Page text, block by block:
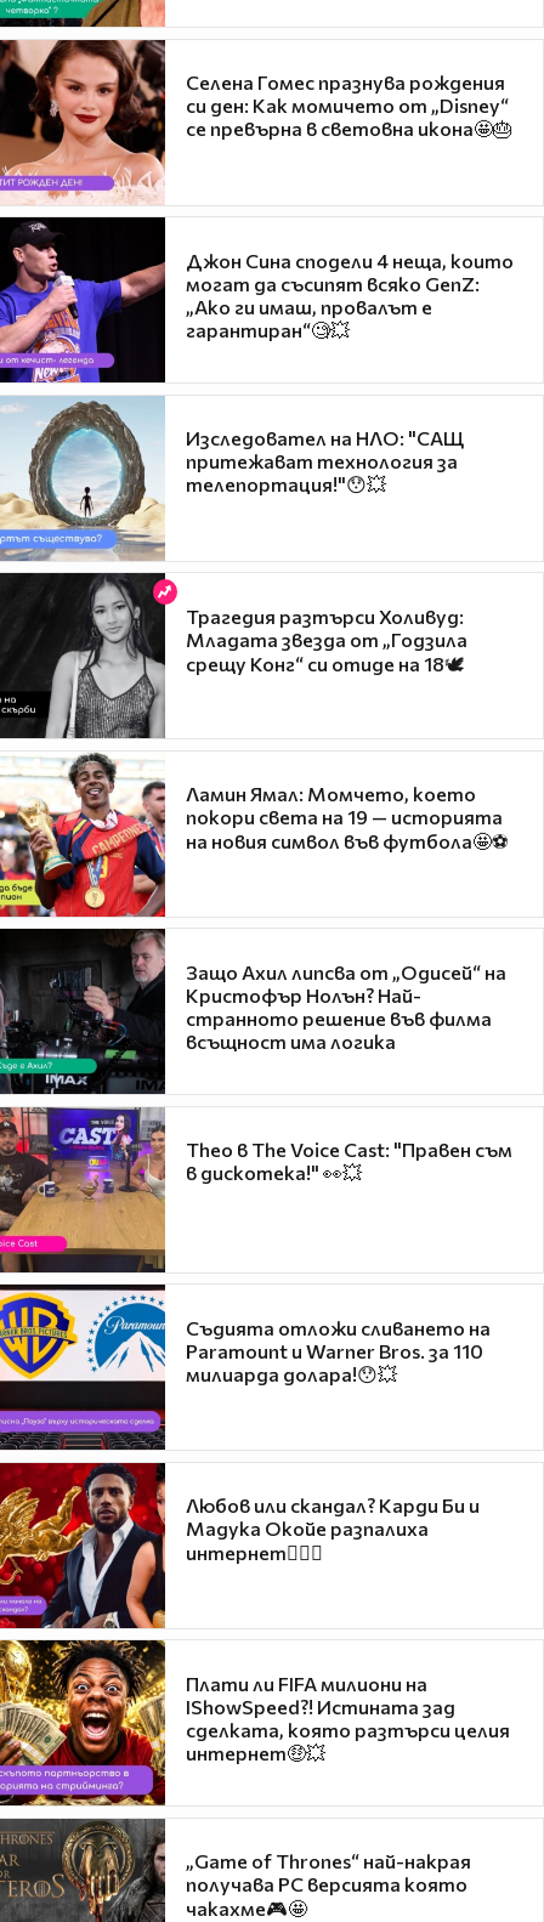
Селена Гомес празнува рождения
си ден: Как момичето от „Disney“
се превърна в световна икона🤩🎂
Джон Сина сподели 4 неща, които
могат да съсипят всяко GenZ:
„Ако ги имаш, провалът е
гарантиран“🧐💥
Изследовател на НЛО: "САЩ
притежават технология за
телепортация!"😯💥
Трагедия разтърси Холивуд:
Младата звезда от „Годзила
срещу Конг“ си отиде на 18🕊️
Ламин Ямал: Момчето, което
покори света на 19 — историята
на новия символ във футбола🤩⚽
Защо Ахил липсва от „Одисей“ на
Кристофър Нолън? Най-
странното решение във филма
всъщност има логика
Theo в The Voice Cast: "Правен съм
в дискотека!" 👀💥
Съдията отложи сливането на
Paramount и Warner Bros. за 110
милиарда долара!😯💥
Любов или скандал? Карди Би и
Мадука Окойе разпалиха
интернет❤️‍🔥🔥
Плати ли FIFA милиони на
IShowSpeed?! Истината зад
сделката, която разтърси целия
интернет🤑💥
„Game of Thrones“ най-накрая
получава PC версията която
чакахме🎮🤩